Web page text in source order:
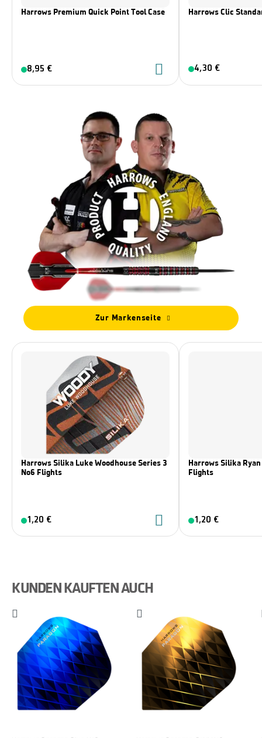
Harrows Premium Quick Point Tool Case
8,95 €
Harrows Clic
4,30 €
Zur Markenseite
Harrows Silika Luke Woodhouse Series 3
No6 Flights
1,20 €
Harrows Silika
Flights
1,20 €
KUNDEN KAUFTEN AUCH